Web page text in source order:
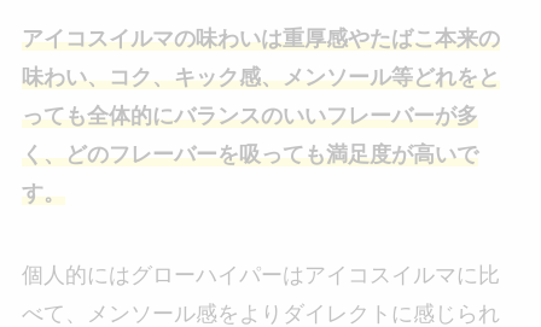
アイコスイルマの味わいは重厚感やたばこ本来の
味わい、コク、キック感、メンソール等どれをと
っても全体的にバランスのいいフレーバーが多
く、どのフレーバーを吸っても満足度が高いで
す。
個人的にはグローハイパーはアイコスイルマに比
べて、メンソール感をよりダイレクトに感じられ